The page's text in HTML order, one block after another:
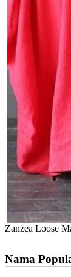
Zanzea Loose
Nama